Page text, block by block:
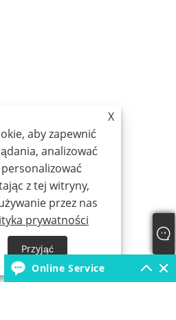
X
aby zapewnić
analizować
z tej witryny,
przez nas
prywatności
Przyjąć
Online Service